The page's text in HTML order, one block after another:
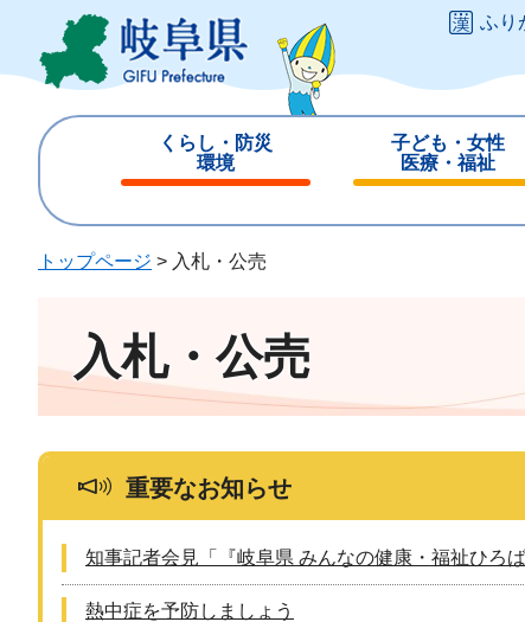
ジ
ュ
ふり
くらし・防災
環境
じ
子ども・女性
医療・福祉
じ
トップページ > 入札・公売
入札・公売
重要なお知らせ
知事記者会見「『岐阜県 みんなの健康・福祉ひろ
熱中症を予防しましょう